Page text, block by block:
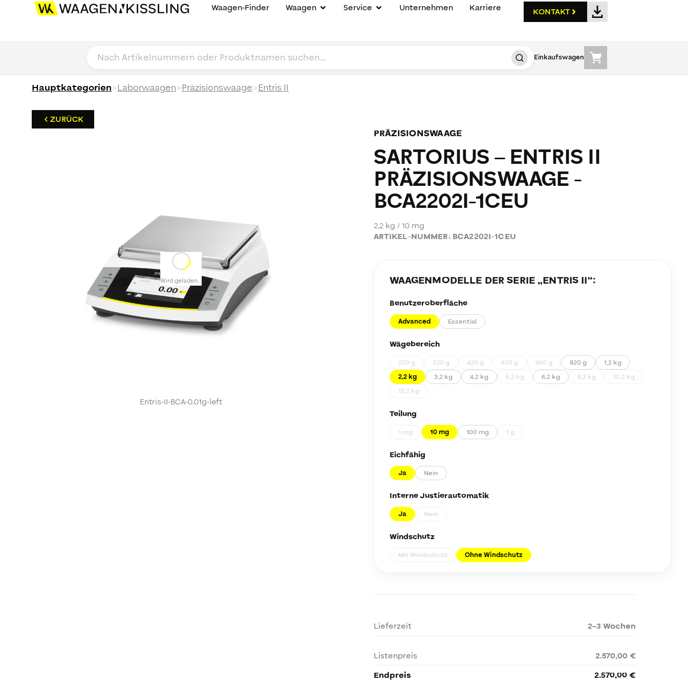
Waagen-Finder Waagen Service Unternehmen Karriere KONTAKT
Einkaufswagen
Hauptkategorien>Laborwaagen>Präzisionswaage>Entris II
ZURÜCK
Wird geladen…
Entris-II-BCA-0,01g-left
PRÄZISIONSWAAGE
SARTORIUS – ENTRIS II
PRÄZISIONSWAAGE -
BCA2202I-1CEU
2,2 kg / 10 mg
ARTIKEL-NUMMER: BCA2202I-1CEU
WAAGENMODELLE DER SERIE „ENTRIS II“:
Benutzeroberfläche
Advanced Essential
Wägebereich
220 g 320 g 420 g 620 g 650 g 820 g
1,2 kg
2,2 kg
3,2 kg 4,2 kg 5,2 kg 6,2 kg 8,2 kg
10,2 kg
12,2 kg
Teilung
1 mg 10 mg 100 mg 1 g
Eichfähig
Ja Nein
Interne Justierautomatik
Ja Nein
Windschutz
Mit Windschutz Ohne Windschutz
Lieferzeit 2–3 Wochen
Listenpreis
2.570,00 €
Endpreis
2.570,00 €